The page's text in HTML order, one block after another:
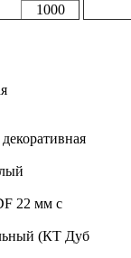
1000
22 мм с
(КТ Дуб